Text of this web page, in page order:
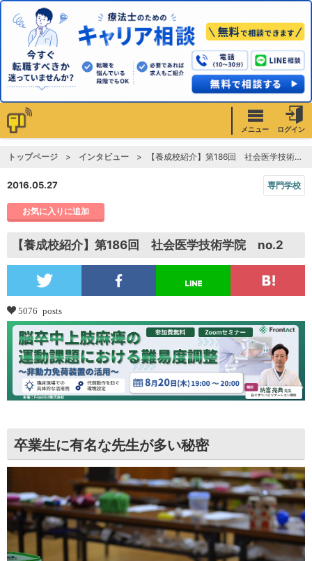
メニュー ログイン
トップページ インタビュー 【養成校紹介】第186回 社会医学技術学院 no.2
2016.05.27 専門学校
お気に入りに追加
【養成校紹介】第186回 社会医学技術学院 no.2
5076 posts
卒業生に有名な先生が多い秘密